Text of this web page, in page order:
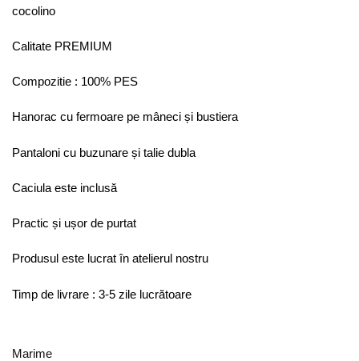
cocolino
Calitate PREMIUM
Compozitie : 100% PES
Hanorac cu fermoare pe mâneci și bustiera
Pantaloni cu buzunare și talie dubla
Caciula este inclusă
Practic și ușor de purtat
Produsul este lucrat în atelierul nostru
Timp de livrare : 3-5 zile lucrătoare
Marime